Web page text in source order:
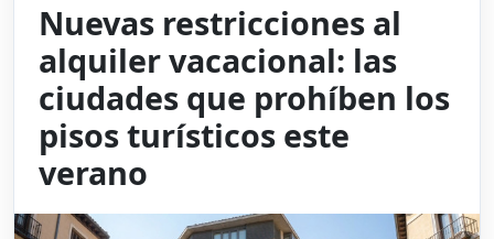
Nuevas restricciones al
alquiler vacacional: las
ciudades que prohíben los
pisos turísticos este
verano